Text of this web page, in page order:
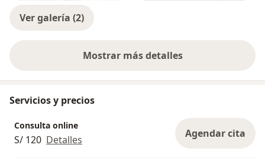
Ver galería (2)
Mostrar más detalles
sobre la experiencia
Servicios y precios
Consulta online
S/ 120 Detalles Agendar cita